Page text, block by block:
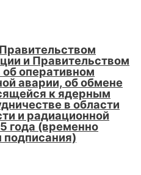
и Правительством
оперативном
аварии, об обмене
к ядерным
в области
и радиационной
года (временно
подписания)